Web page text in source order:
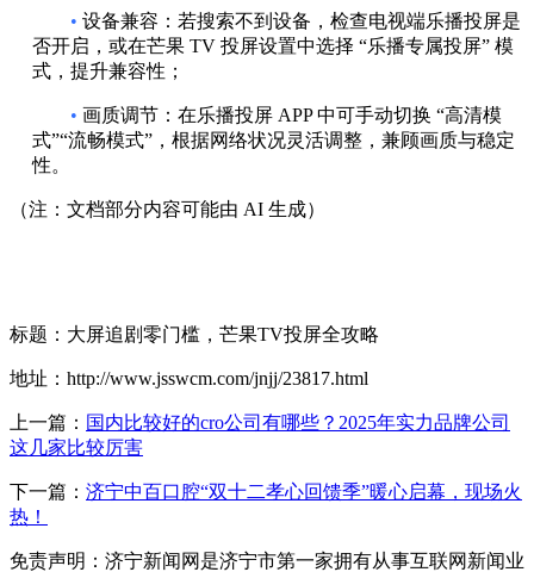
• 设备兼容：若搜索不到设备，检查电视端乐播投屏是
否开启，或在芒果 TV 投屏设置中选择 “乐播专属投屏” 模
式，提升兼容性；
• 画质调节：在乐播投屏 APP 中可手动切换 “高清模
式”“流畅模式”，根据网络状况灵活调整，兼顾画质与稳定
性。
（注：文档部分内容可能由 AI 生成）
标题：大屏追剧零门槛，芒果TV投屏全攻略
地址：http://www.jsswcm.com/jnjj/23817.html
上一篇： 国内比较好的cro公司有哪些？2025年实力品牌公司
这几家比较厉害
下一篇： 济宁中百口腔“双十二孝心回馈季”暖心启幕，现场火
热！
免责声明：济宁新闻网是济宁市第一家拥有从事互联网新闻业